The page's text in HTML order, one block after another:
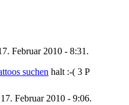
Februar 2010 - 8:31.
halt :-( 3 P
Februar 2010 - 9:06.